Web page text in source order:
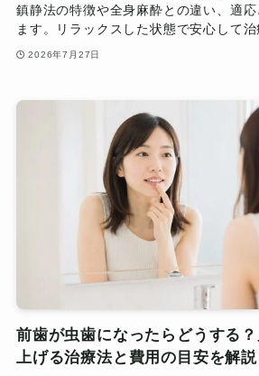
鎮静法の特徴や全身麻酔との違い、適
ます。リラックスした状態で安心して治
2026年7月27日
前歯が虫歯になったらどうする
上げる治療法と費用の目安を解説